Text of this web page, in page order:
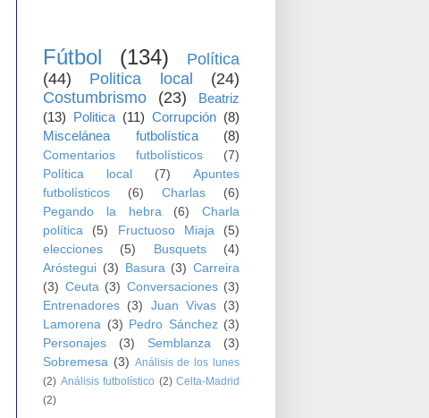
Fútbol (134)
Política
(44)
Politica local
(24)
Costumbrismo
(23)
Beatriz
(13) Politica (11) Corrupción (8)
Miscelánea futbolística
(8)
Comentarios futbolísticos
(7)
Política local
(7)
Apuntes
futbolísticos
(6) Charlas
(6)
Pegando la hebra
(6)
Charla
política
(5) Fructuoso Miaja
(5)
elecciones
(5) Busquets
(4)
Aróstegui (3) Basura (3) Carreira
(3) Ceuta (3) Conversaciones (3)
Entrenadores (3) Juan Vivas
(3)
Lamorena (3) Pedro Sánchez (3)
Personajes
(3) Semblanza
(3)
Sobremesa (3) Análisis de los lunes
(2) Análisis futbolístico (2) Celta-Madrid
(2)